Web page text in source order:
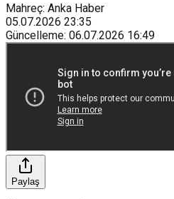
Mahreç: Anka Haber
05.07.2026 23:35
Güncelleme: 06.07.2026 16:49
Paylaş